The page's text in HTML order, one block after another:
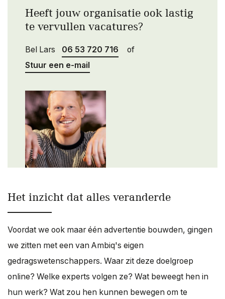
Heeft jouw organisatie ook lastig
te vervullen vacatures?
Bel Lars 06 53 720 716
of
Stuur een e-mail
Het inzicht dat alles veranderde
Voordat we ook maar één advertentie bouwden, gingen
we zitten met een van Ambiq's eigen
gedragswetenschappers. Waar zit deze doelgroep
online? Welke experts volgen ze? Wat beweegt hen in
hun werk? Wat zou hen kunnen bewegen om te